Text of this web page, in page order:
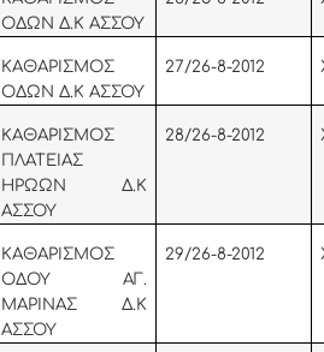
ΟΔΩΝ Δ.Κ ΑΣΣΟΥ
KAΘΑΡΙΣΜΟΣ
ΟΔΩΝ Δ.Κ ΑΣΣΟΥ
27/26-8-2012
KAΘΑΡΙΣΜΟΣ
ΠΛΑΤΕΙΑΣ
ΗΡΩΩΝ Δ.Κ
ΑΣΣΟΥ
28/26-8-2012
KAΘΑΡΙΣΜΟΣ
ΟΔΟΥ ΑΓ.
ΜΑΡΙΝΑΣ Δ.Κ
ΑΣΣΟΥ
29/26-8-2012